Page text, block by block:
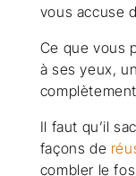
vous accuse
Ce que vous
à ses yeux,
Il faut qu’il
façons de
combler le